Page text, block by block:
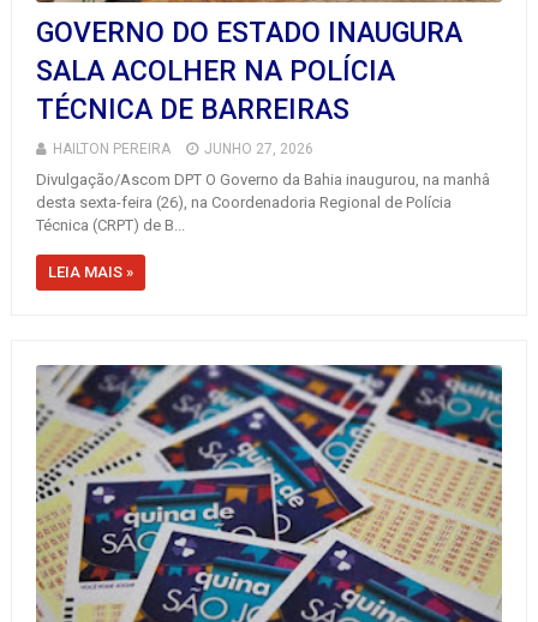
GOVERNO DO ESTADO INAUGURA
SALA ACOLHER NA POLÍCIA
TÉCNICA DE BARREIRAS
HAILTON PEREIRA JUNHO 27, 2026
Divulgação/Ascom DPT O Governo da Bahia inaugurou, na manhâ
desta sexta-feira (26), na Coordenadoria Regional de Polícia
Técnica (CRPT) de B...
LEIA MAIS »